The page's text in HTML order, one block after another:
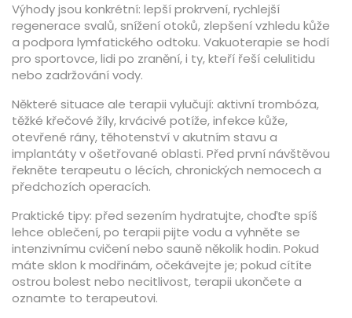
Výhody jsou konkrétní: lepší prokrvení, rychlejší
regenerace svalů, snížení otoků, zlepšení vzhledu kůže
a podpora lymfatického odtoku. Vakuoterapie se hodí
pro sportovce, lidi po zranění, i ty, kteří řeší celulitidu
nebo zadržování vody.
Některé situace ale terapii vylučují: aktivní trombóza,
těžké křečové žíly, krvácivé potíže, infekce kůže,
otevřené rány, těhotenství v akutním stavu a
implantáty v ošetřované oblasti. Před první návštěvou
řekněte terapeutu o lécích, chronických nemocech a
předchozích operacích.
Praktické tipy: před sezením hydratujte, choďte spíš
lehce oblečení, po terapii pijte vodu a vyhněte se
intenzivnímu cvičení nebo sauně několik hodin. Pokud
máte sklon k modřinám, očekávejte je; pokud cítíte
ostrou bolest nebo necitlivost, terapii ukončete a
oznamte to terapeutovi.